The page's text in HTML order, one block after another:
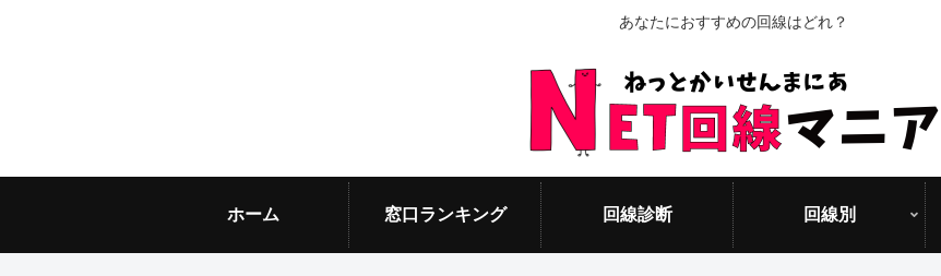
あなたにおすすめの回線はどれ？
ホーム 窓口ランキング 回線診断 回線別